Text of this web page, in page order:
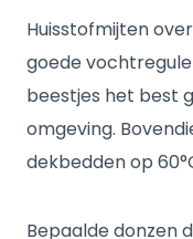
Huisstofmijten
goede
beestjes het best
omgeving.
dekbedden op
Bepaalde donzen